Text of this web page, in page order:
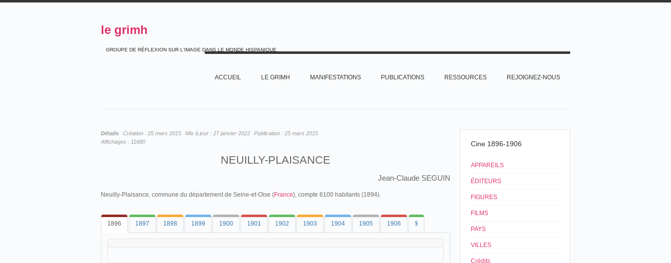
le grimh
GROUPE DE RÉFLEXION SUR L'IMAGE DANS LE MONDE HISPANIQUE
ACCUEIL LE GRIMH MANIFESTATIONS PUBLICATIONS RESSOURCES REJOIGNEZ-NOUS
Détails Création : 25 mars 2015 Mis à jour : 27 janvier 2022 Publication : 25 mars 2015
Affichages : 11680
NEUILLY-PLAISANCE
Jean-Claude SEGUIN
Neuilly-Plaisance, commune du département de Seine-et-Oise (France), compte 6100 habitants (1894).
1896 1897 1898 1899 1900 1901 1902 1903 1904 1905 1906 $
Cine 1896-1906
APPAREILS
ÉDITEURS
FIGURES
FILMS
PAYS
VILLES
Crédits